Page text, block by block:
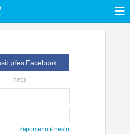
≡
přes Facebook
nebo
Zapomenuté heslo